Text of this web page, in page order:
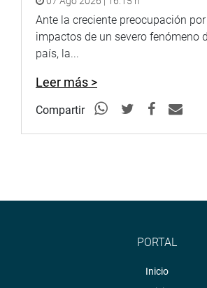
Ante la creciente preocupación
impactos de un severo fenómeno
país, la...
Leer más >
Compartir
PORTAL
Inicio